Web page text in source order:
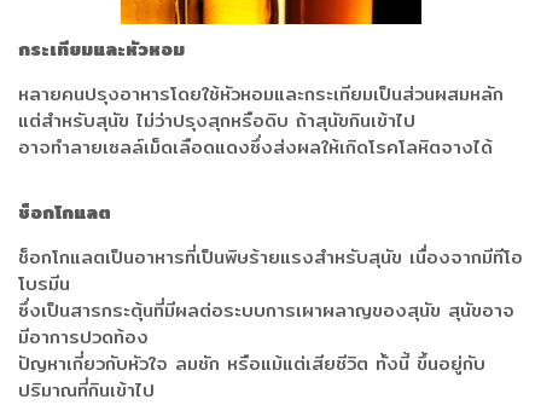
กระเทียมและหัวหอม
หลายคนปรุงอาหารโดยใช้หัวหอมและกระเทียมเป็นส่วนผสมหลัก
แต่สำหรับสุนัข ไม่ว่าปรุงสุกหรือดิบ ถ้าสุนัขกินเข้าไป
อาจทำลายเซลล์เม็ดเลือดแดงซึ่งส่งผลให้เกิดโรคโลหิตจางได้
ช็อกโกแลต
ช็อกโกแลตเป็นอาหารที่เป็นพิษร้ายแรงสำหรับสุนัข เนื่องจากมีทีโอ
โบรมีน
ซึ่งเป็นสารกระตุ้นที่มีผลต่อระบบการเผาผลาญของสุนัข สุนัขอาจ
มีอาการปวดท้อง
ปัญหาเกี่ยวกับหัวใจ ลมชัก หรือแม้แต่เสียชีวิต ทั้งนี้ ขึ้นอยู่กับ
ปริมาณที่กินเข้าไป